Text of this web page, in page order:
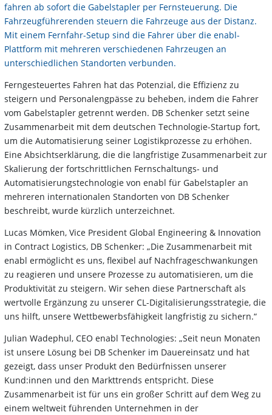
fahren ab sofort die Gabelstapler per Fernsteuerung. Die
Fahrzeugführerenden steuern die Fahrzeuge aus der Distanz.
Mit einem Fernfahr-Setup sind die Fahrer über die enabl-
Plattform mit mehreren verschiedenen Fahrzeugen an
unterschiedlichen Standorten verbunden.
Ferngesteuertes Fahren hat das Potenzial, die Effizienz zu
steigern und Personalengpässe zu beheben, indem die Fahrer
vom Gabelstapler getrennt werden. DB Schenker setzt seine
Zusammenarbeit mit dem deutschen Technologie-Startup fort,
um die Automatisierung seiner Logistikprozesse zu erhöhen.
Eine Absichtserklärung, die die langfristige Zusammenarbeit zur
Skalierung der fortschrittlichen Fernschaltungs- und
Automatisierungstechnologie von enabl für Gabelstapler an
mehreren internationalen Standorten von DB Schenker
beschreibt, wurde kürzlich unterzeichnet.
Lucas Mömken, Vice President Global Engineering & Innovation
in Contract Logistics, DB Schenker: „Die Zusammenarbeit mit
enabl ermöglicht es uns, flexibel auf Nachfrageschwankungen
zu reagieren und unsere Prozesse zu automatisieren, um die
Produktivität zu steigern. Wir sehen diese Partnerschaft als
wertvolle Ergänzung zu unserer CL-Digitalisierungsstrategie, die
uns hilft, unsere Wettbewerbsfähigkeit langfristig zu sichern.“
Julian Wadephul, CEO enabl Technologies: „Seit neun Monaten
ist unsere Lösung bei DB Schenker im Dauereinsatz und hat
gezeigt, dass unser Produkt den Bedürfnissen unserer
Kund:innen und den Markttrends entspricht. Diese
Zusammenarbeit ist für uns ein großer Schritt auf dem Weg zu
einem weltweit führenden Unternehmen in der